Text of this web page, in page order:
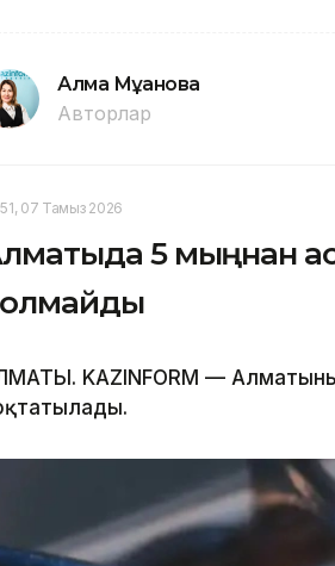
Алма Мұқанова
Авторлар
07 Тамыз 2026
5 мыңнан
KAZINFORM —